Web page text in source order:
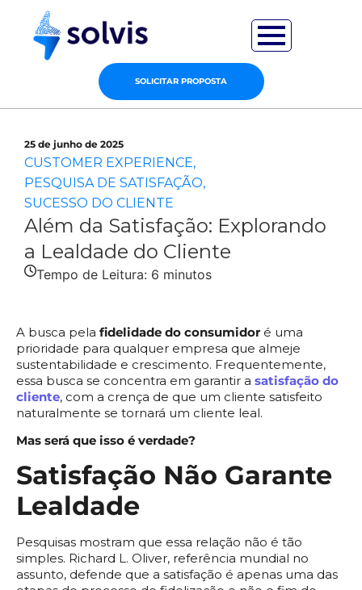
SOLICITAR PROPOSTA
25 de junho de 2025
CUSTOMER EXPERIENCE,
PESQUISA DE SATISFAÇÃO,
SUCESSO DO CLIENTE
Além da Satisfação: Explorando
a Lealdade do Cliente
Tempo de Leitura: 6 minutos
A busca pela fidelidade do consumidor é uma
prioridade para qualquer empresa que almeje
sustentabilidade e crescimento. Frequentemente,
essa busca se concentra em garantir a satisfação do
cliente, com a crença de que um cliente satisfeito
naturalmente se tornará um cliente leal.
Mas será que isso é verdade?
Satisfação Não Garante
Lealdade
Pesquisas mostram que essa relação não é tão
simples. Richard L. Oliver, referência mundial no
assunto, defende que a satisfação é apenas uma das